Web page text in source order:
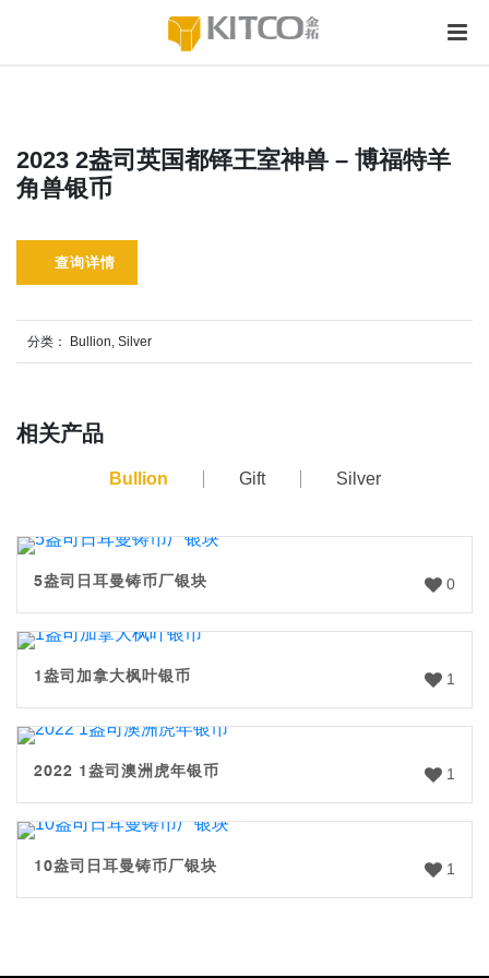
2023 2盎司英国都铎王室神兽 – 博福特羊
角兽银币
查询详情
分类： Bullion, Silver
相关产品
Bullion Gift Silver
0
5盎司日耳曼铸币厂银块
1
1盎司加拿大枫叶银币
1
2022 1盎司澳洲虎年银币
1
10盎司日耳曼铸币厂银块